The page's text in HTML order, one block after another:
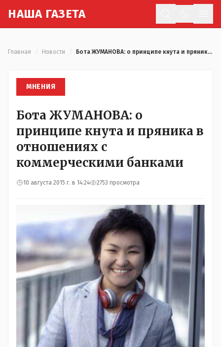
НАША ГАЗЕТА
Главная Новости Бота ЖУМАНОВА: о принципе кнута и пряника в отношениях с коммерческими банками
МНЕНИЯ
Бота ЖУМАНОВА: о
принципе кнута и пряника в
отношениях с
коммерческими банками
10 августа 2015 г. в 14:24 2753 просмотра